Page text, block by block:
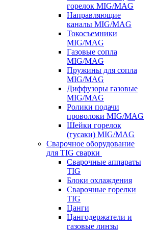
горелок MIG/MAG
Направляющие
каналы MIG/MAG
Токосъемники
MIG/MAG
Газовые сопла
MIG/MAG
Пружины для сопла
MIG/MAG
Диффузоры газовые
MIG/MAG
Ролики подачи
проволоки MIG/MAG
Шейки горелок
(гусаки) MIG/MAG
Сварочное оборудование
для TIG сварки
Сварочные аппараты
TIG
Блоки охлаждения
Сварочные горелки
TIG
Цанги
Цангодержатели и
газовые линзы